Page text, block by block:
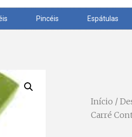
Pincéis Espátulas
Início /
Carré